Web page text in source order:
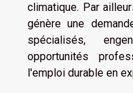
climatique. Par
génère une
spécialisés,
opportunités
l'emploi durable en